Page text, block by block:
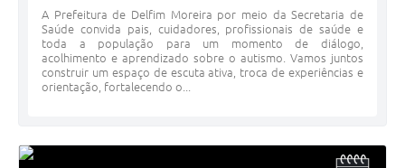
A Prefeitura de Delfim Moreira por meio da Secretaria de
Saúde convida pais, cuidadores, profissionais de saúde e
toda a população para um momento de diálogo,
acolhimento e aprendizado sobre o autismo. Vamos juntos
construir um espaço de escuta ativa, troca de experiências e
orientação, fortalecendo o...